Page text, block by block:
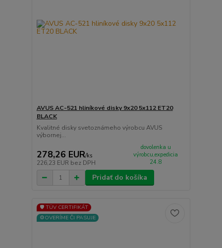
AVUS AC-521 hliníkové disky 9x20 5x112 ET20
BLACK
Kvalitné disky svetoznámeho výrobcu AVUS
výbornej...
278,26 EUR/ks
226,23 EUR bez DPH
dovolenka u
výrobcu,expedicia
24.8
Pridať do košíka
🛡️ TÜV CERTIFIKÁT
⚙️OVERÍME ČI PASUJE